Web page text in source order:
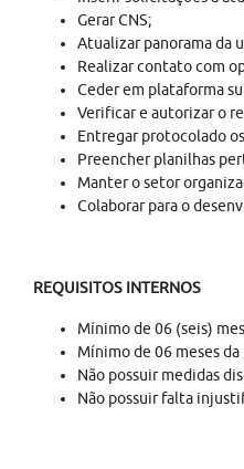
Gerar CNS;
Atualizar panorama da
Realizar contato com
Ceder em plataforma
Verificar e autorizar o
Entregar protocolado
Preencher planilhas
Manter o setor
Colaborar para o
REQUISITOS INTERNOS
Mínimo de 06 (seis)
Mínimo de 06 meses
Não possuir medidas
Não possuir falta